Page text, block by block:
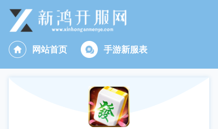
网站首页 手游新服表